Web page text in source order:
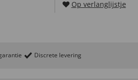
Op verlanglijstje
Discrete levering